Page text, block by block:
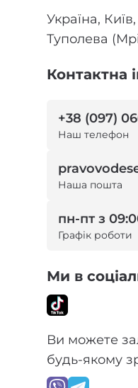
Україна,
Туполева
Контактна
+38 (097)
Наш телефон
Наша пошта
пн-пт з
Графік роботи
Ми в
Ви можете
будь-якому